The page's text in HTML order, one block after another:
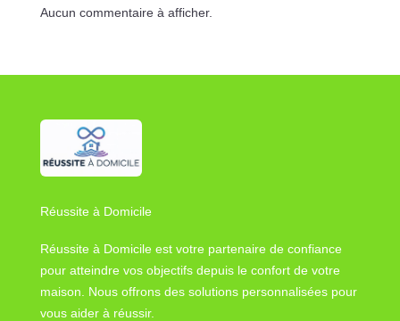
Aucun commentaire à afficher.
Réussite à Domicile
Réussite à Domicile est votre partenaire de confiance
pour atteindre vos objectifs depuis le confort de votre
maison. Nous offrons des solutions personnalisées pour
vous aider à réussir.